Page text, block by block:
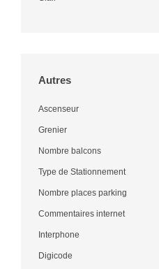
Autres
Ascenseur
Grenier
Nombre balcons
Type de Stationnement
Nombre places parking
Commentaires internet
Interphone
Digicode